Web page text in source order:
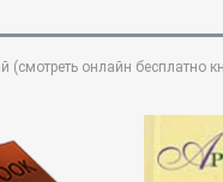
онлайн бесплатно